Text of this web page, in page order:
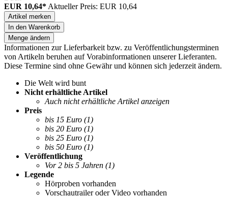
EUR 10,64* Aktueller Preis: EUR 10,64
Artikel merken
In den Warenkorb
Menge ändern
Informationen zur Lieferbarkeit bzw. zu Veröffentlichungsterminen
von Artikeln beruhen auf Vorabinformationen unserer Lieferanten.
Diese Termine sind ohne Gewähr und können sich jederzeit ändern.
Die Welt wird bunt
Nicht erhältliche Artikel
Auch nicht erhältliche Artikel anzeigen
Preis
bis 15 Euro (1)
bis 20 Euro (1)
bis 25 Euro (1)
bis 50 Euro (1)
Veröffentlichung
Vor 2 bis 5 Jahren (1)
Legende
Hörproben vorhanden
Vorschautrailer oder Video vorhanden